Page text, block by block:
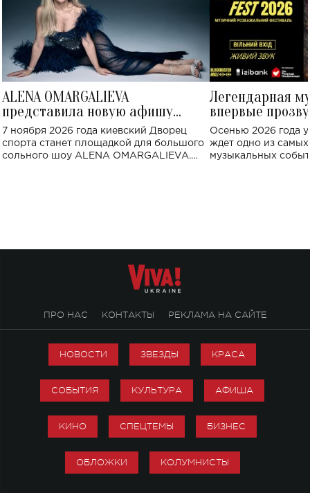
ALENA OMARGALIEVA
представила новую афишу
большого концерта во Дворце
спорта
7 ноября 2026 года киевский Дворец
спорта станет площадкой для большого
сольного шоу ALENA OMARGALIEVA.
Легендарная
впервые
Украине: где
Осенью 2026 года
ждет одно из
музыкальных
ПРО НАС КОНТАКТЫ РЕКЛАМА НА САЙТЕ
НОВОСТИ ЗВЕЗДЫ КРАСА
СОБЫТИЯ КУЛЬТУРА АФИША
КИНО СПЕЦТЕМЫ БИЗНЕС
ОБЛОЖКИ КОЛУМНИСТЫ